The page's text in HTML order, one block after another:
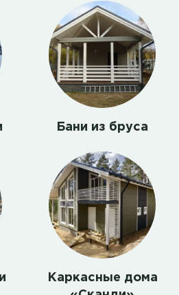
Бани из бруса
Каркасные дома